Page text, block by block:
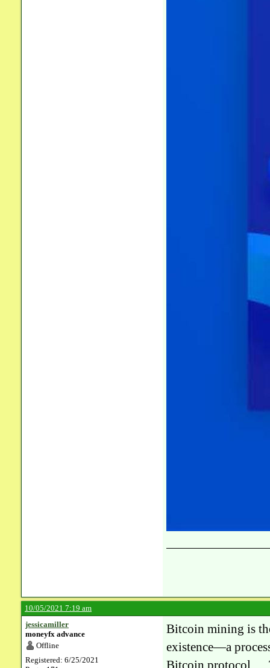
10/05/2021 7:19 am
jessicamiller
moneyfx advance
Offline
Registered: 6/25/2021
Bitcoin mining is
existence—a
Bitcoin protocol. ...